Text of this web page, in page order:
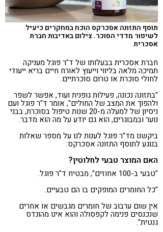
תוסף התזונה אסכרקס הוכח במחקרים כיעיל
לשיפור מדדי הסוכר. צילום באדיבות חברת
אסכרית
חברת אסכרית בבעלותו של ד"ר פוגל מעניקה
תמיכה מלאה בליווי וייעוץ לאורח חיים בריא ייעודי
לחולי סוכרת או טרום סוכרתיים.
"בתזונה נכונה, פעילות גופנית ועוד, אפשר לשפר
ולהפוך את המצב של החולים", אומר ד"ר פוגל ועם
ניסיון של למעלה מ-20 שנות טיפול בסוכרת, בבני
נוער ובמבוגרים, הוא גם יודע על מה הוא מדבר.
ביקשנו מד"ר פוגל לענות לנו על מספר שאלות
בנוגע לתוסף התזונה אסכרקס:
האם המוצר טבעי לחלוטין?
"טבעי ב-100 אחוזים", מבטיח ד"ר פוגל.
"כל החומרים המופקים בו הם טבעיים.
אין שום ערבוב של חומרים מגבשים או אחרים
שנכנסים פנימה לקפסולה והוא אינו מהונדס
גנטית".